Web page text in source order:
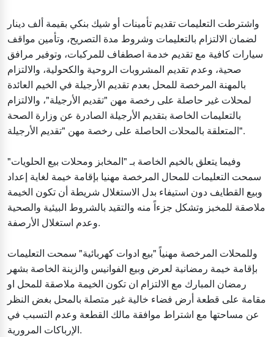
واشترطت التعليمات تقديم تأمينات أو شيك بنكي بقيمة ألف دينار
لضمان الالتزام بالتعليمات وشروط مدة التصريح، وتأمين مواقف
سيارات كافية مع تقديم خدمة اصطفاف للمركبات، وتوفير مرافق
صحية، وعدم تقديم المشروبات الروحية والكحولية، والالتزام
بالمهنة المرخصة للمحل بعدم تقديم الأرجيلة في الخيم العائدة
لمحلات غير حاصلة على رخصة مهن "تقديم الأرجيلة"، والالتزام
بالتعليمات الخاصة بتقديم الأرجيلة الصادرة عن وزارة الصحة
المتعلقة بالمحلات الحاصلة على رخصة مهن "تقديم الأرجيلة".
وفيما يتعلق بالخيم الخاصة بـ "المخابز ومحلات بيع الحلويات"
سمحت التعليمات للمحال المرخصة مهنيا بإقامة خيمة لغاية إعداد
وبيع القطايف دون استيفاء بدل الاستغلال شريطة أن تكون الخيمة
ملاصقة للمخبز وتشكل جزءاً منه والتقيد بالشروط البيئية والصحية
وعدم استغلال الأرصفة.
وللمحلات المرخصة مهنياً "بيع ادوات كهربائية" سمحت التعليمات
بإقامة خيمة رمضانية لعرض وبيع الفوانيس والزينة الخاصة بشهر
رمضان المبارك مع الالتزام ان تكون الخيمة ملاصقة للمحل او
مقامة على قطعة أرض فضاء خالية غير متصلة بالمحل بغض النظر
عن مساحتها مع اشتراط موافقة مالك القطعة وعدم التسبب في
الإرباكات المرورية.